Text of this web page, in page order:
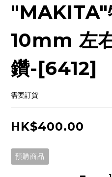
"MAKITA"
10mm 左
鑽-[6412]
需要訂貨
HK$400.00
預購商品